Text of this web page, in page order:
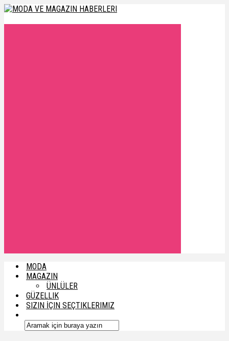
MODA
MAGAZIN
ÜNLÜLER
GÜZELLIK
SIZIN İÇIN SEÇTIKLERIMIZ